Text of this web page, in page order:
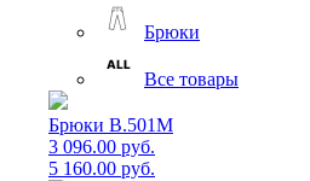
Брюки
Все товары
Брюки B.501M
3 096.00 руб.
5 160.00 руб.